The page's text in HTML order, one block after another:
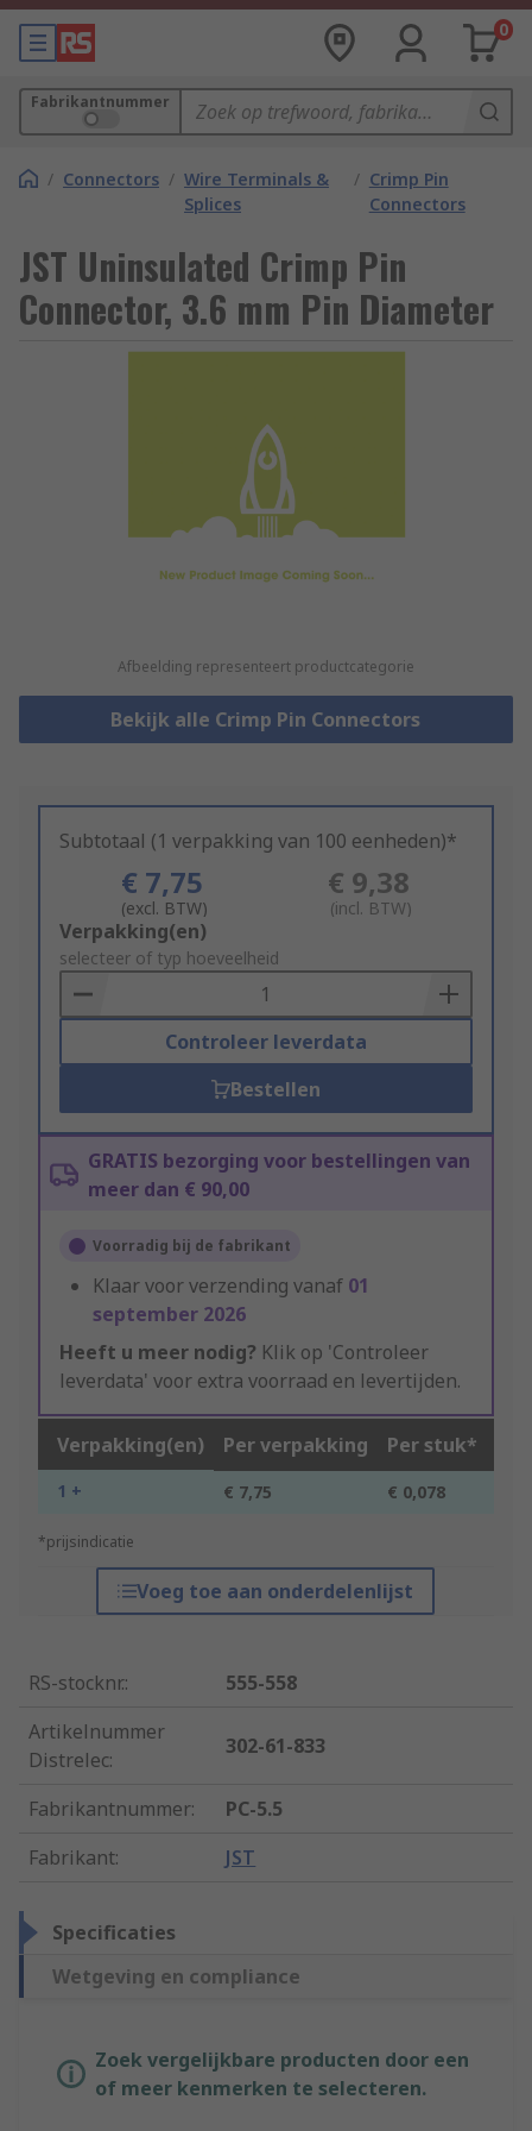
0
Fabrikantnummer
/ Connectors / Wire Terminals &
Splices
/ Crimp Pin
Connectors
JST Uninsulated Crimp Pin
Connector, 3.6 mm Pin Diameter
Afbeelding representeert productcategorie
Bekijk alle Crimp Pin Connectors
Subtotaal (1 verpakking van 100 eenheden)*
€ 7,75
(excl. BTW)
€ 9,38
(incl. BTW)
Add
to
Basket
Verpakking(en)
selecteer of typ hoeveelheid
Controleer leverdata
Bestellen
GRATIS bezorging voor bestellingen van
meer dan € 90,00
Voorradig bij de fabrikant
Klaar voor verzending vanaf 01
september 2026
Heeft u meer nodig? Klik op 'Controleer
leverdata' voor extra voorraad en levertijden.
Verpakking(en) Per verpakking Per stuk*
1 + € 7,75 € 0,078
*prijsindicatie
Voeg toe aan onderdelenlijst
RS-stocknr.:
555-558
Artikelnummer
Distrelec:
302-61-833
Fabrikantnummer:
PC-5.5
Fabrikant: JST
Specificaties
Wetgeving en compliance
Zoek vergelijkbare producten door een
of meer kenmerken te selecteren.